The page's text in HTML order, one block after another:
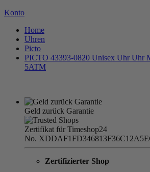
Konto
Home
Uhren
Picto
PICTO 43393-0820 Unisex Uhr Uhr
5ATM
Geld zurück Garantie
Zertifikat für Timeshop24
No.
Zertifizierter Shop